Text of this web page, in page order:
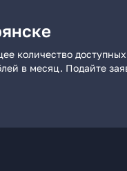
количество
в месяц. Подайте